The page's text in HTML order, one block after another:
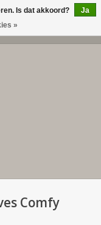
Comfy
Is dat akkoord?
Ja
»